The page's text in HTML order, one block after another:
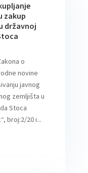
zakup
državnoj
o
novine
javnog
zemljišta u
Stoca
broj:2/20 i...